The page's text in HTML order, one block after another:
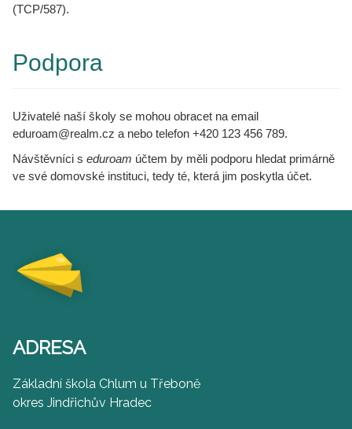
(TCP/587).
Podpora
Uživatelé naší školy se mohou obracet na email
eduroam@realm.cz a nebo telefon +420 123 456 789.
Návštěvníci s eduroam účtem by měli podporu hledat primárně
ve své domovské instituci, tedy té, která jim poskytla účet.
ADRESA
Základní škola Chlum u Třeboně
okres Jindřichův Hradec